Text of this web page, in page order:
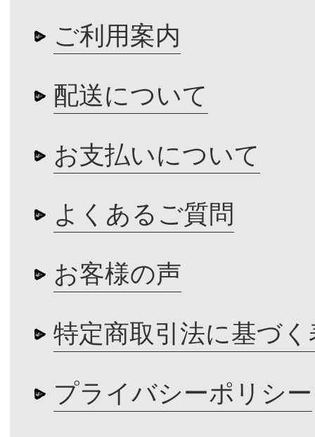
ご利用案内
配送について
お支払いについて
よくあるご質問
お客様の声
特定商取引法に基づく
プライバシーポリシー